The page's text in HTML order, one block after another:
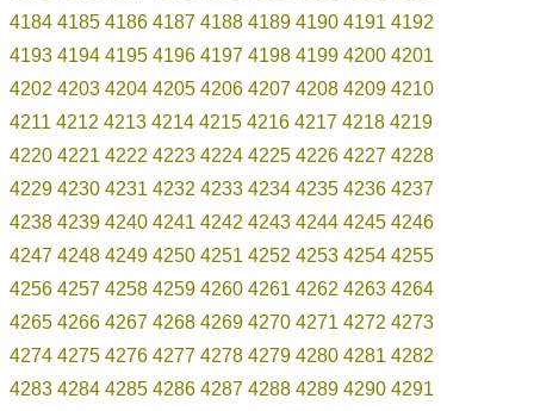
4184 4185 4186 4187 4188 4189 4190 4191 4192
4193 4194 4195 4196 4197 4198 4199 4200 4201
4202 4203 4204 4205 4206 4207 4208 4209 4210
4211 4212 4213 4214 4215 4216 4217 4218 4219
4220 4221 4222 4223 4224 4225 4226 4227 4228
4229 4230 4231 4232 4233 4234 4235 4236 4237
4238 4239 4240 4241 4242 4243 4244 4245 4246
4247 4248 4249 4250 4251 4252 4253 4254 4255
4256 4257 4258 4259 4260 4261 4262 4263 4264
4265 4266 4267 4268 4269 4270 4271 4272 4273
4274 4275 4276 4277 4278 4279 4280 4281 4282
4283 4284 4285 4286 4287 4288 4289 4290 4291